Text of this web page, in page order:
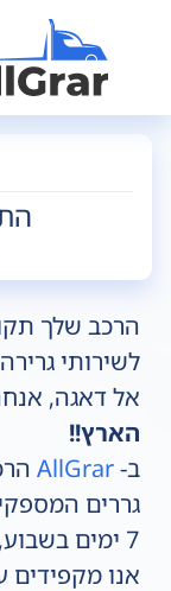
הרכב שלך
לשירותי
אל דאגה,
הארץ!!
ב-AllGrar
7 ימים בשבוע, בכל רחבי הארץ.
אנו